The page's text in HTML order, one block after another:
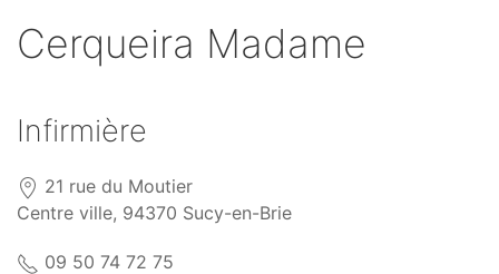
Cerqueira Madame
Infirmière
21 rue du Moutier
Centre ville, 94370 Sucy-en-Brie
09 50 74 72 75